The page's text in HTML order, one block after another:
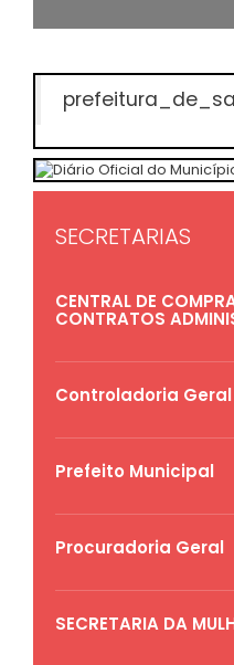
SECRETARIAS
CENTRAL DE
CONTRATOS
Controladoria Geral
Prefeito Municipal
Procuradoria Geral
SECRETARIA DA